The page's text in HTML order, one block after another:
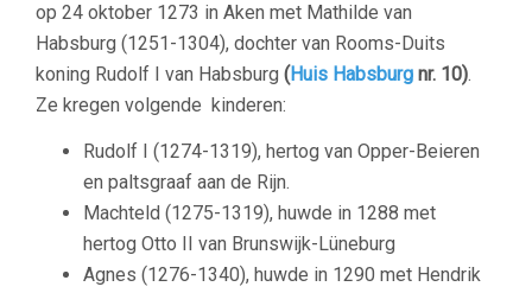
op 24 oktober 1273 in Aken met Mathilde van
Habsburg (1251-1304), dochter van Rooms-Duits
koning Rudolf I van Habsburg (Huis Habsburg nr. 10).
Ze kregen volgende kinderen:
Rudolf I (1274-1319), hertog van Opper-Beieren
en paltsgraaf aan de Rijn.
Machteld (1275-1319), huwde in 1288 met
hertog Otto II van Brunswijk-Lüneburg
Agnes (1276-1340), huwde in 1290 met Hendrik